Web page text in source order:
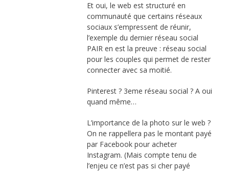
Et oui, le web est structuré en
communauté que certains réseaux
sociaux s’empressent de réunir,
l’exemple du dernier réseau social
PAIR en est la preuve : réseau social
pour les couples qui permet de rester
connecter avec sa moitié.
Pinterest ? 3eme réseau social ? A oui
quand même…
L’importance de la photo sur le web ?
On ne rappellera pas le montant payé
par Facebook pour acheter
Instagram. (Mais compte tenu de
l’enjeu ce n’est pas si cher payé